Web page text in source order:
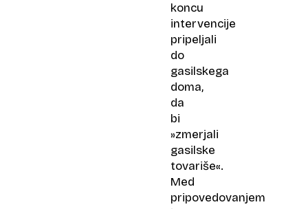
koncu
intervencije
pripeljali
do
gasilskega
doma,
da
bi
»zmerjali
gasilske
tovariše«.
Med
pripovedovanjem